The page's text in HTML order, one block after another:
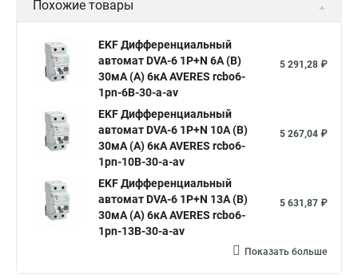
Похожие товары
EKF Дифференциальный
автомат DVA-6 1P+N 6А (B)
30мА (A) 6кА AVERES rcbo6-
1pn-6B-30-a-av
5 291,28 ₽
EKF Дифференциальный
автомат DVA-6 1P+N 10А (B)
30мА (A) 6кА AVERES rcbo6-
1pn-10B-30-a-av
5 267,04 ₽
EKF Дифференциальный
автомат DVA-6 1P+N 13А (B)
30мА (A) 6кА AVERES rcbo6-
1pn-13B-30-a-av
5 631,87 ₽
Показать больше